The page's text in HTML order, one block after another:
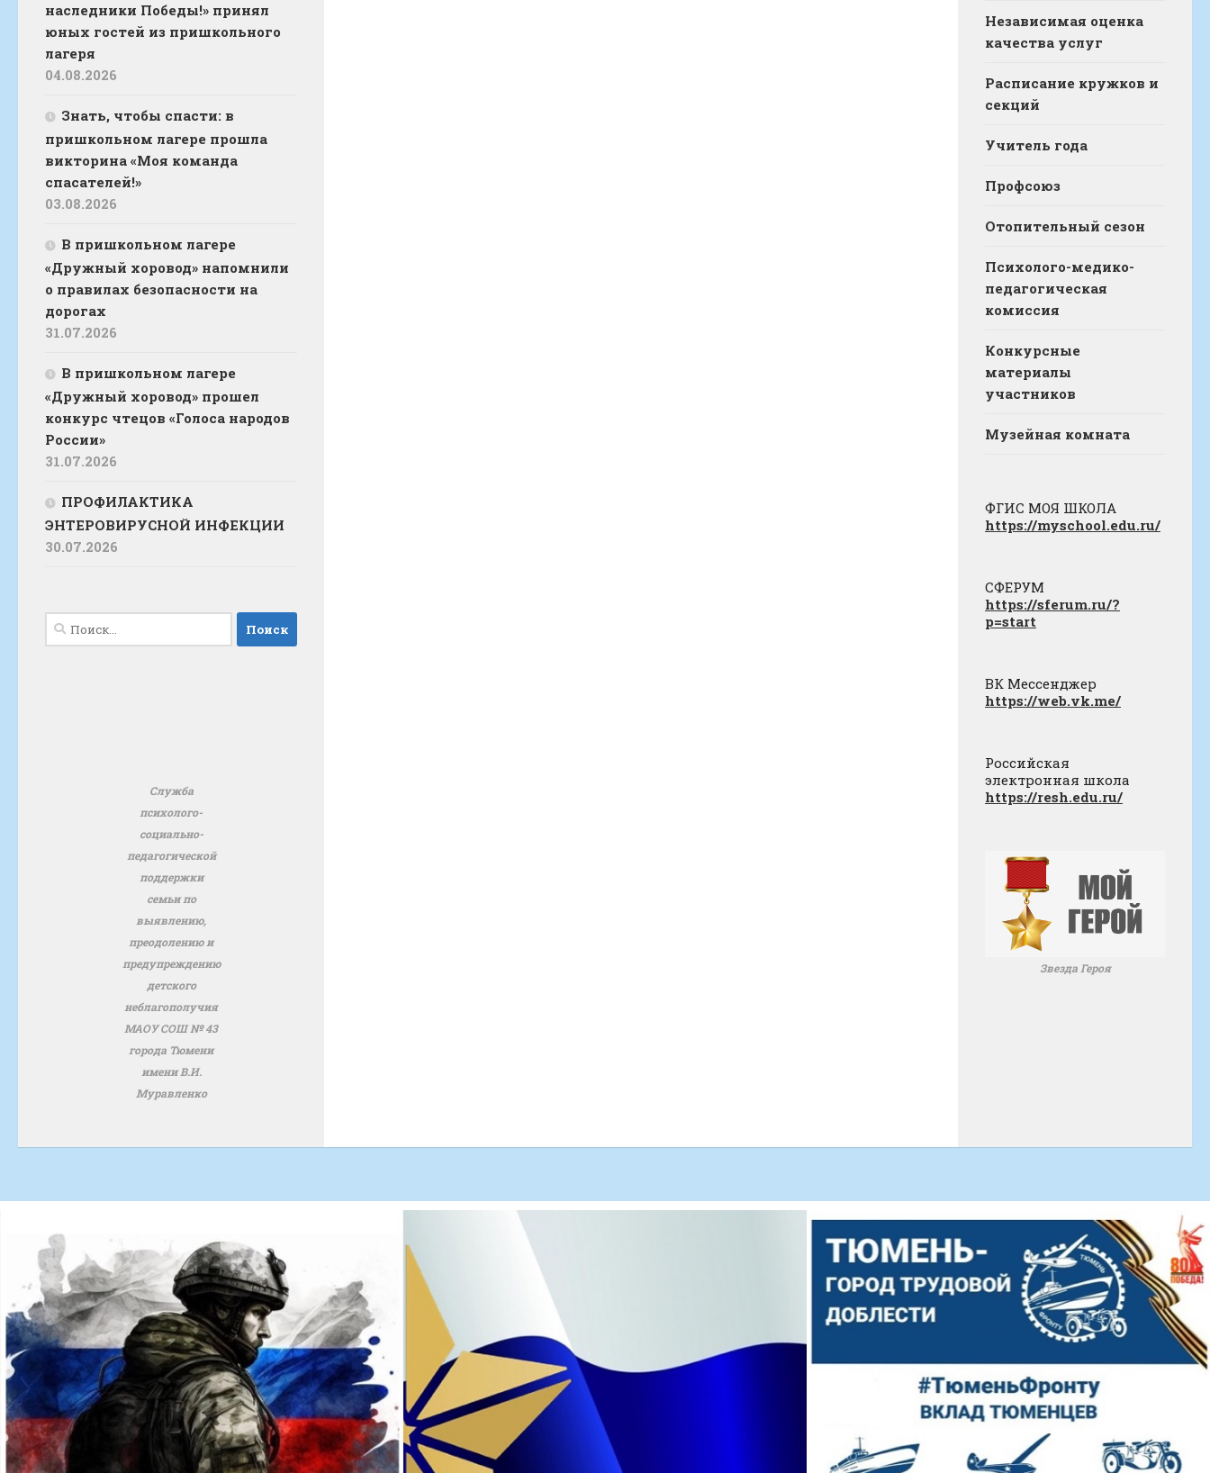
наследники Победы!» принял
юных гостей из пришкольного
лагеря
04.08.2026
Знать, чтобы спасти: в
пришкольном лагере прошла
викторина «Моя команда
спасателей!»
03.08.2026
В пришкольном лагере
«Дружный хоровод» напомнили
о правилах безопасности на
дорогах
31.07.2026
В пришкольном лагере
«Дружный хоровод» прошел
конкурс чтецов «Голоса народов
России»
31.07.2026
ПРОФИЛАКТИКА
ЭНТЕРОВИРУСНОЙ ИНФЕКЦИИ
30.07.2026
Найти:
Служба
психолого-
социально-
педагогической
поддержки
семьи по
выявлению,
преодолению и
предупреждению
детского
неблагополучия
МАОУ СОШ № 43
города Тюмени
имени В.И.
Муравленко
Независимая оценка
качества услуг
Расписание кружков и
секций
Учитель года
Профсоюз
Отопительный сезон
Психолого-медико-
педагогическая
комиссия
Конкурсные
материалы
участников
Музейная комната
ФГИС МОЯ ШКОЛА
https://myschool.edu.ru/
СФЕРУМ
https://sferum.ru/?
p=start
ВК Мессенджер
https://web.vk.me/
Российская
электронная школа
https://resh.edu.ru/
Звезда Героя